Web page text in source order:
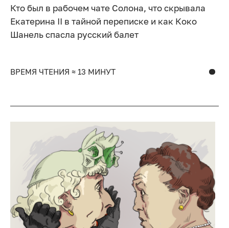
Кто был в рабочем чате Солона, что скрывала
Екатерина II в тайной переписке и как Коко
Шанель спасла русский балет
ВРЕМЯ ЧТЕНИЯ ≈ 13 МИНУТ